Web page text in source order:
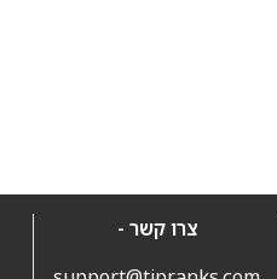
צרו קשר -